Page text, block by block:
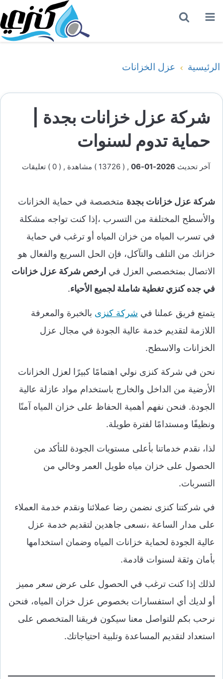
القائمة
الرئيسية عزل الخزانات
شركة عزل خزانات بجدة |
حماية تدوم لسنوات
آخر تحديث 2026-01-06 , ( 13726 ) مشاهدة , ( 0 ) تعليقات
شركة عزل خزانات بجدة متخصصة في حماية الخزانات
والأسطح المختلفة من التسرب ،إذا كنت تواجه مشكلة
في تسرب المياه من خزان المياه أو ترغب في حماية
خزانك من التلف والتآكل، فإن الحل السريع والفعال هو
الاتصال بمتخصصي العزل في ارخص شركة عزل خزانات
في جده كنزي تغطية شاملة لجميع الأحياء.
يتمتع فريق عملنا في شركة كنزى بالخبرة والمعرفة
اللازمة لتقديم خدمة عالية الجودة في مجال عزل
الخزانات والاسطح.
نحن في شركة كنزى نولي اهتمامًا كبيرًا لعزل الخزانات
الأرضية من الداخل والخارج باستخدام مواد عازلة عالية
الجودة. فنحن نفهم أهمية الحفاظ على خزان المياه آمنًا
ونظيفًا ومستدامًا لفترة طويلة.
لذا، نقدم خدماتنا بأعلى مستويات الجودة للتأكد من
الحصول على خزان مياه طويل العمر وخالي من
التسربات.
في شركتنا كنزى نضمن رضا عملائنا ونقدم خدمة العملاء
على مدار الساعة ،نسعى جاهدين لتقديم خدمة عزل
عالية الجودة لحماية خزانات المياه وضمان استخدامها
بأمان وثقة لسنوات قادمة.
لذلك إذا كنت ترغب في الحصول على عرض سعر مميز
أو لديك أي استفسارات بخصوص عزل خزان المياه، فنحن
نرحب بكم للتواصل معنا سيكون فريقنا المتخصص على
استعداد لتقديم المساعدة وتلبية احتياجاتك.